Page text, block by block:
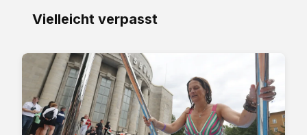
Vielleicht verpasst